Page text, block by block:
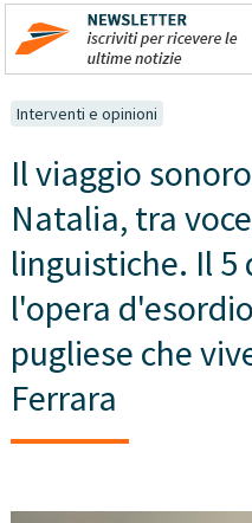
Interventi e opinioni
Il viaggio
Natalia, tra
linguistiche. Il 5
l'opera
pugliese che
Ferrara